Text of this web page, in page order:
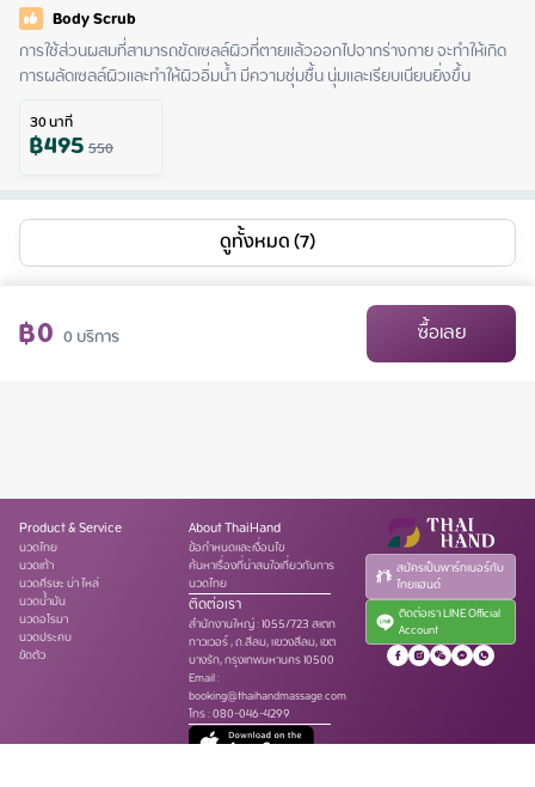
Body Scrub
การใช้ส่วนผสมที่สามารถขัดเซลล์ผิวที่ตายแล้วออกไปจากร่างกาย จะทำให้เกิด
การผลัดเซลล์ผิวและทำให้ผิวอิ่มน้ำ มีความชุ่มชื้น นุ่มและเรียบเนียนยิ่งขึ้น
30นาที
฿495550
ดูทั้งหมด (7)
฿0 0บริการ ซื้อเลย
Product & Service
นวดไทย
นวดเท้า
นวดศีรษะ บ่า ไหล่
นวดน้ำมัน
นวดอโรมา
นวดประคบ
ขัดตัว
About ThaiHand
ข้อกำหนดและเงื่อนไข
ค้นหาเรื่องที่น่าสนใจเกี่ยวกับการ
นวดไทย
ติดต่อเรา
สำนักงานใหญ่:1055/723 สเตท
ทาวเวอร์ , ถ.สีลม, แขวงสีลม, เขต
บางรัก, กรุงเทพมหานคร 10500
Email :
booking@thaihandmassage.com
โทร:080-046-4299
สมัครเป็นพาร์ทเนอร์กับ
ไทยแฮนด์
ติดต่อเรา LINE Official
Account